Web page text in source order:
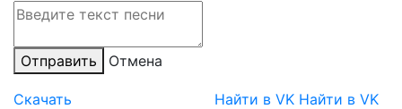
Отправить Отмена
Скачать Найти в VK Найти в VK